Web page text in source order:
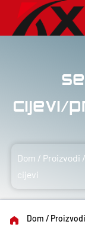
cijevi/
Dom / Proizvodi
cijevi
Dom / Proizvodi